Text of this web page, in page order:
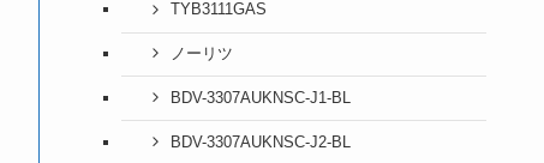
TYB3111GAS
ノーリツ
BDV-3307AUKNSC-J1-BL
BDV-3307AUKNSC-J2-BL